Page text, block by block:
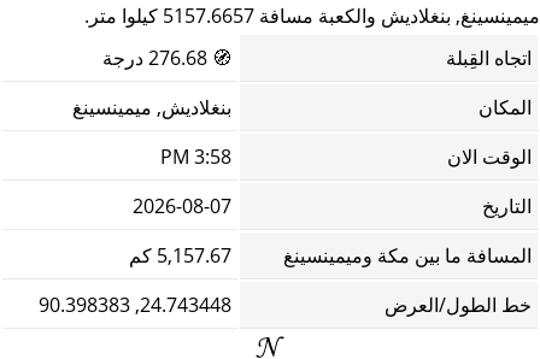
ميمينسينغ, بنغلاديش والكعبة مسافة 5157.6657 كيلوا متر.
اتجاه القِبلة
🧭
المكان
بنغلاديش, ميمينسينغ
الوقت الان
3:58 PM
التاريخ
2026-08-07
المسافة ما بين مكة وميمينسينغ
5,157.67 كم
خط الطول/العرض
24.743448, 90.398383